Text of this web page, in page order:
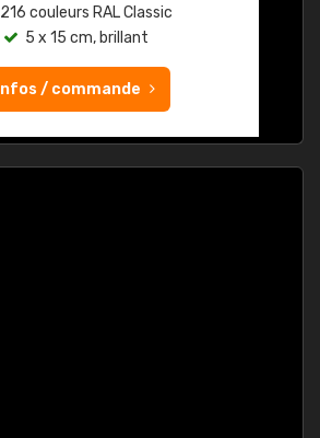
216 couleurs RAL Classic
5 x 15 cm, brillant
Infos / commande